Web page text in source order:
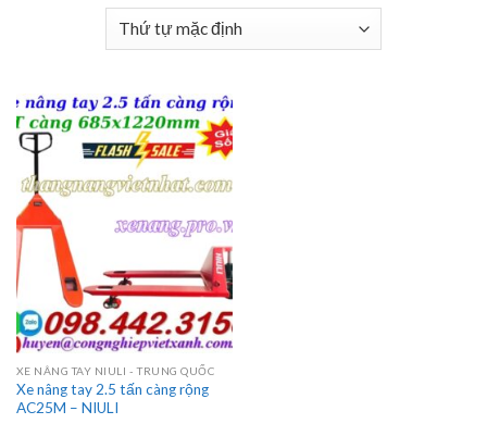
XE NÂNG TAY NIULI - TRUNG QUỐC
Xe nâng tay 2.5 tấn càng rộng
AC25M – NIULI